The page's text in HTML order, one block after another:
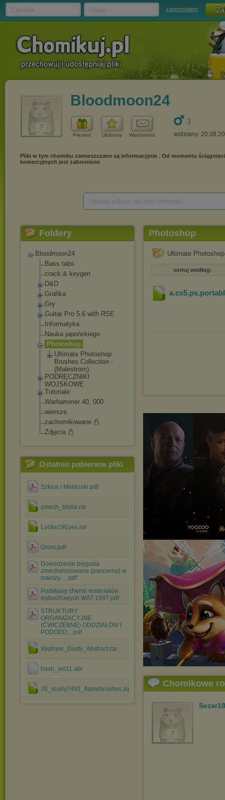
zapomniałem
Bloodmoon24
Prezent Ulubiony Wiadomość
;)
widziany:
Foldery
Bloodmoon24
Bass tabs
crack & keygen
D&D
Grafika
Gry
Guitar Pro 5.6 with RSE
Informatyka
Nauka japońskiego
Photoshop
Ultimate Photoshop
Brushes Collection -
(Malestrom)
PODRĘCZNIKI
WOJSKOWE
Tutoriale
Warhammer 40, 000
wiersze
zachomikowane
Zdjęcia
Ostatnio pobierane pliki
Szkice i Meldunki.pdf
zmech_biblia.rar
Locke19Eyes.rar
Grom.pdf
Dowodzenie brygada
zmechanizowana (pancerna) w
marszu ....pdf
Podstawy chemii materiałów
wybuchowych WAT 1997.pdf
STRUKTURY
ORGANIZACYJNE
(ĆWICZEBNE) ODDZIAŁÓW I
PODODD....pdf
Xephyer_Dusty_Abstract.rar
bash_set11.abr
JS_scully7491_flamebrushes.zip
Photoshop
Ultimate
sortuj według:
Chomikowe
Sezar18